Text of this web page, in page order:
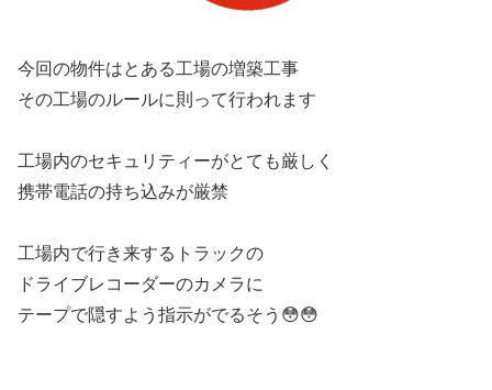
今回の物件はとある工場の増築工事
その工場のルールに則って行われます
工場内のセキュリティーがとても厳しく
携帯電話の持ち込みが厳禁
工場内で行き来するトラックの
ドライブレコーダーのカメラに
テープで隠すよう指示がでるそう😳😳